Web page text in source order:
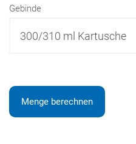
Gebinde
Menge berechnen